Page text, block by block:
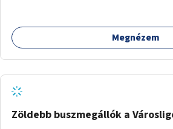
Megnézem
Zöldebb buszmegállók a